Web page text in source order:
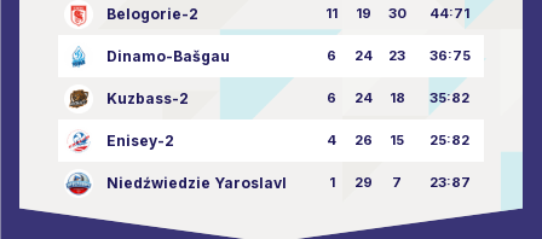
Belogorie-2 11 19 30 44:71
Dinamo-Bašgau 6 24 23 36:75
Kuzbass-2 6 24 18 35:82
Enisey-2 4 26 15 25:82
Niedźwiedzie Yaroslavl 1 29 7 23:87